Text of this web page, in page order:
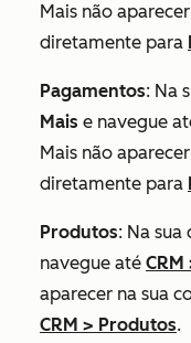
Mais não
diretamente para
Pagamentos: Na
Mais e navegue
Mais não
diretamente para
Produtos: Na sua
navegue até CRM
aparecer na sua
CRM > Produtos.